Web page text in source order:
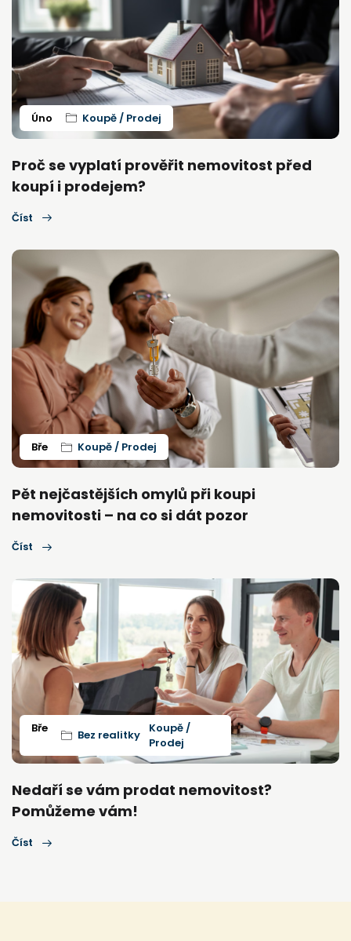
Úno Koupě / Prodej
Proč se vyplatí prověřit nemovitost před
koupí i prodejem?
Číst
Bře Koupě / Prodej
Pět nejčastějších omylů při koupi
nemovitosti – na co si dát pozor
Číst
Bře Bez realitky
Koupě /
Prodej
Nedaří se vám prodat nemovitost?
Pomůžeme vám!
Číst